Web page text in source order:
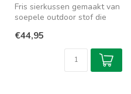
Fris sierkussen gemaakt van
soepele outdoor stof die
binnen...
€44,95